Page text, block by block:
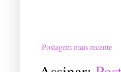
Postagem mais recente